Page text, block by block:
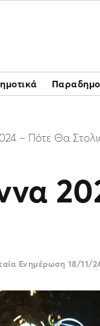
– Πότε Θα
Ενημέρωση 18/11/